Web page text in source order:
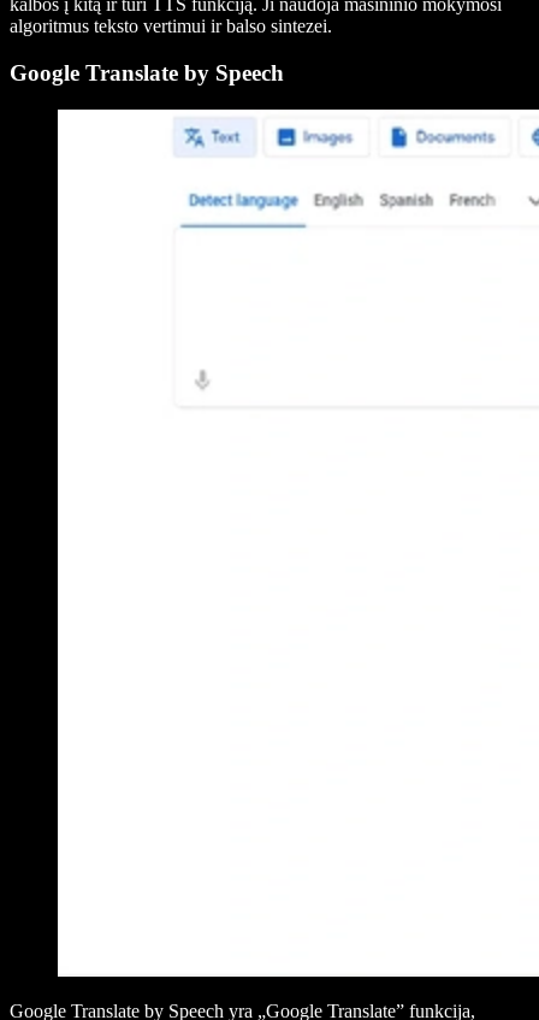
kalbos į kitą ir turi TTS funkciją. Ji naudoja mašininio mokymosi
algoritmus teksto vertimui ir balso sintezei.
Google Translate by Speech
Google Translate by Speech yra „Google Translate” funkcija,